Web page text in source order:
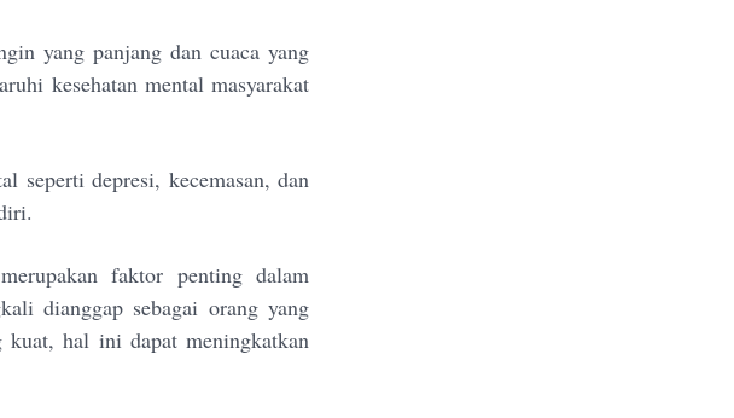
yang panjang dan cuaca yang
kesehatan mental masyarakat
seperti depresi, kecemasan, dan
faktor penting dalam
dianggap sebagai orang yang
hal ini dapat meningkatkan